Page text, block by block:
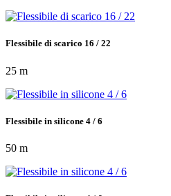
Flessibile di scarico 16 / 22
25 m
Flessibile in silicone 4 / 6
50 m